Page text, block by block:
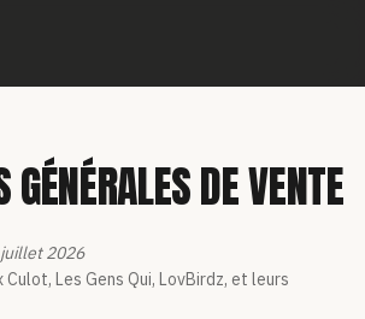
DE VENTE
2026
Les Gens Qui, LovBirdz, et leurs